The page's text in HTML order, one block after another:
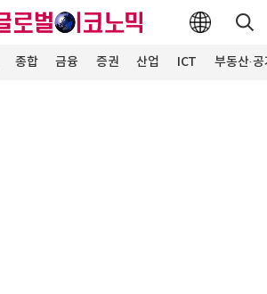
종합 금융 증권 산업 ICT 부동산·